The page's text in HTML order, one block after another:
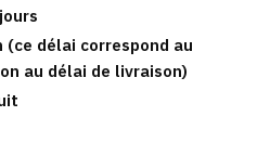
(ce délai correspond au
au délai de livraison)